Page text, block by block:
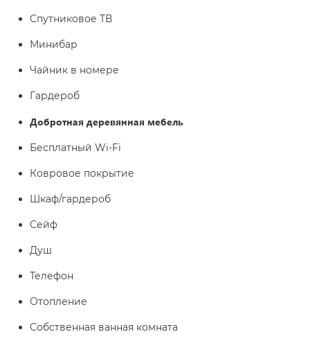
Спутниковое ТВ
Минибар
Чайник в номере
Гардероб
Добротная деревянная мебель
Бесплатный Wi-Fi
Ковровое покрытие
Шкаф/гардероб
Сейф
Душ
Телефон
Отопление
Собственная ванная комната